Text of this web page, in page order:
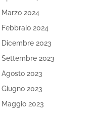
Marzo 2024
Febbraio 2024
Dicembre 2023
Settembre 2023
Agosto 2023
Giugno 2023
Maggio 2023